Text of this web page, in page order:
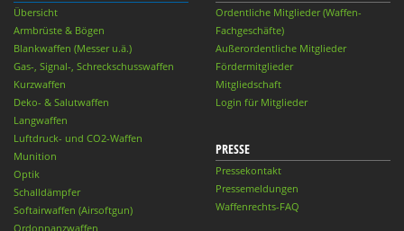
Übersicht
Armbrüste & Bögen
Blankwaffen (Messer u.ä.)
Gas-, Signal-, Schreckschusswaffen
Kurzwaffen
Deko- & Salutwaffen
Langwaffen
Luftdruck- und CO2-Waffen
Munition
Optik
Schalldämpfer
Softairwaffen (Airsoftgun)
Ordonnanzwaffen
Ordentliche Mitglieder (Waffen-
Fachgeschäfte)
Außerordentliche Mitglieder
Fördermitglieder
Mitgliedschaft
Login für Mitglieder
PRESSE
Pressekontakt
Pressemeldungen
Waffenrechts-FAQ